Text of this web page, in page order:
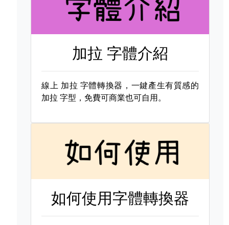
加拉 字體介紹
線上 加拉 字體轉換器，一鍵產生有質感的
加拉 字型，免費可商業也可自用。
如何使用字體轉換器